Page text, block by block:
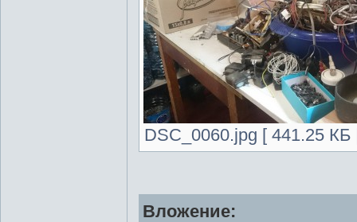
DSC_0060.jpg [ 441.25
Вложение: